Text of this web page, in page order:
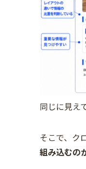
同じに見え
そこで、ク
組み込むの